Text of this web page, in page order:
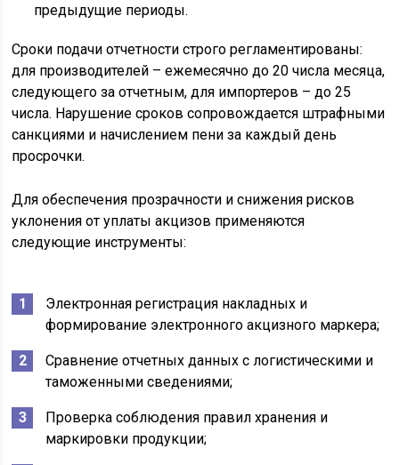
предыдущие периоды.
Сроки подачи отчетности строго регламентированы:
для производителей – ежемесячно до 20 числа месяца,
следующего за отчетным, для импортеров – до 25
числа. Нарушение сроков сопровождается штрафными
санкциями и начислением пени за каждый день
просрочки.
Для обеспечения прозрачности и снижения рисков
уклонения от уплаты акцизов применяются
следующие инструменты:
Электронная регистрация накладных и
формирование электронного акцизного маркера;
Сравнение отчетных данных с логистическими и
таможенными сведениями;
Проверка соблюдения правил хранения и
маркировки продукции;